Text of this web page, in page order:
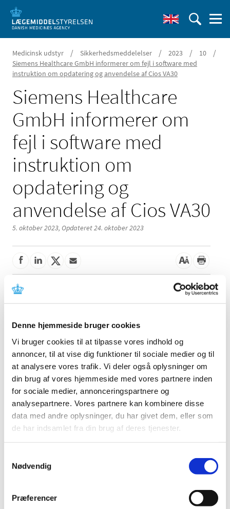
Denne hjemmeside bruger cookies
Vi bruger cookies til at tilpasse vores indhold og
annoncer, til at vise dig funktioner til sociale medier og til
at analysere vores trafik. Vi deler også oplysninger om
din brug af vores hjemmeside med vores partnere inden
for sociale medier, annonceringspartnere og
analysepartnere. Vores partnere kan kombinere disse
data med andre oplysninger, du har givet dem, eller som
de har indsamlet fra din brug af deres tjenester.
Nødvendig
Præferencer
Medicinsk udstyr / Sikkerhedsmeddelelser / 2023 / 10 /
Siemens Healthcare GmbH informerer om fejl i software med
instruktion om opdatering og anvendelse af Cios VA30
Siemens Healthcare
GmbH informerer om
fejl i software med
instruktion om
opdatering og
anvendelse af Cios VA30
5. oktober 2023, Opdateret 24. oktober 2023
Denne meddelelse indeholder information om fejl i
software med instruktion om opdatering og anvendelse
Referencer
Produkt: Cios VA30
Fabrikant: Siemens Healthcare GmbH
Fabrikantens referencenummer:AX036/23/S
Lægemiddelstyrelsens sagsnummer:2023100962
Relateret indhold